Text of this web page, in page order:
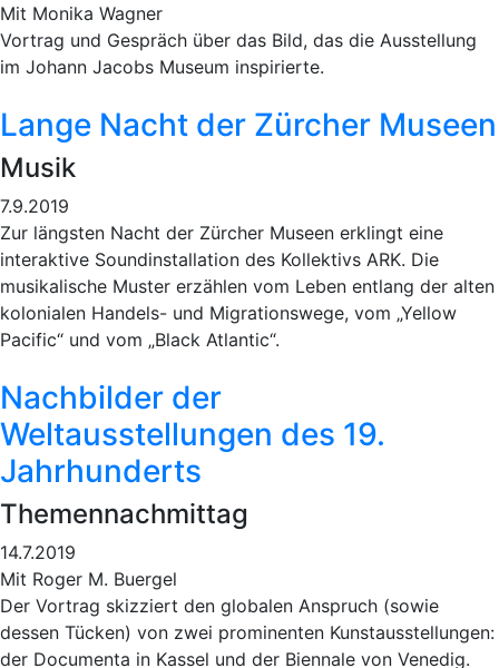
Mit Monika Wagner
Vortrag und Gespräch über das Bild, das die Ausstellung
im Johann Jacobs Museum inspirierte.
Lange Nacht der Zürcher Museen
Musik
7.9.2019
Zur längsten Nacht der Zürcher Museen erklingt eine
interaktive Soundinstallation des Kollektivs ARK. Die
musikalische Muster erzählen vom Leben entlang der alten
kolonialen Handels- und Migrationswege, vom „Yellow
Pacific“ und vom „Black Atlantic“.
Nachbilder der
Weltausstellungen des 19.
Jahrhunderts
Themennachmittag
14.7.2019
Mit Roger M. Buergel
Der Vortrag skizziert den globalen Anspruch (sowie
dessen Tücken) von zwei prominenten Kunstausstellungen:
der Documenta in Kassel und der Biennale von Venedig.